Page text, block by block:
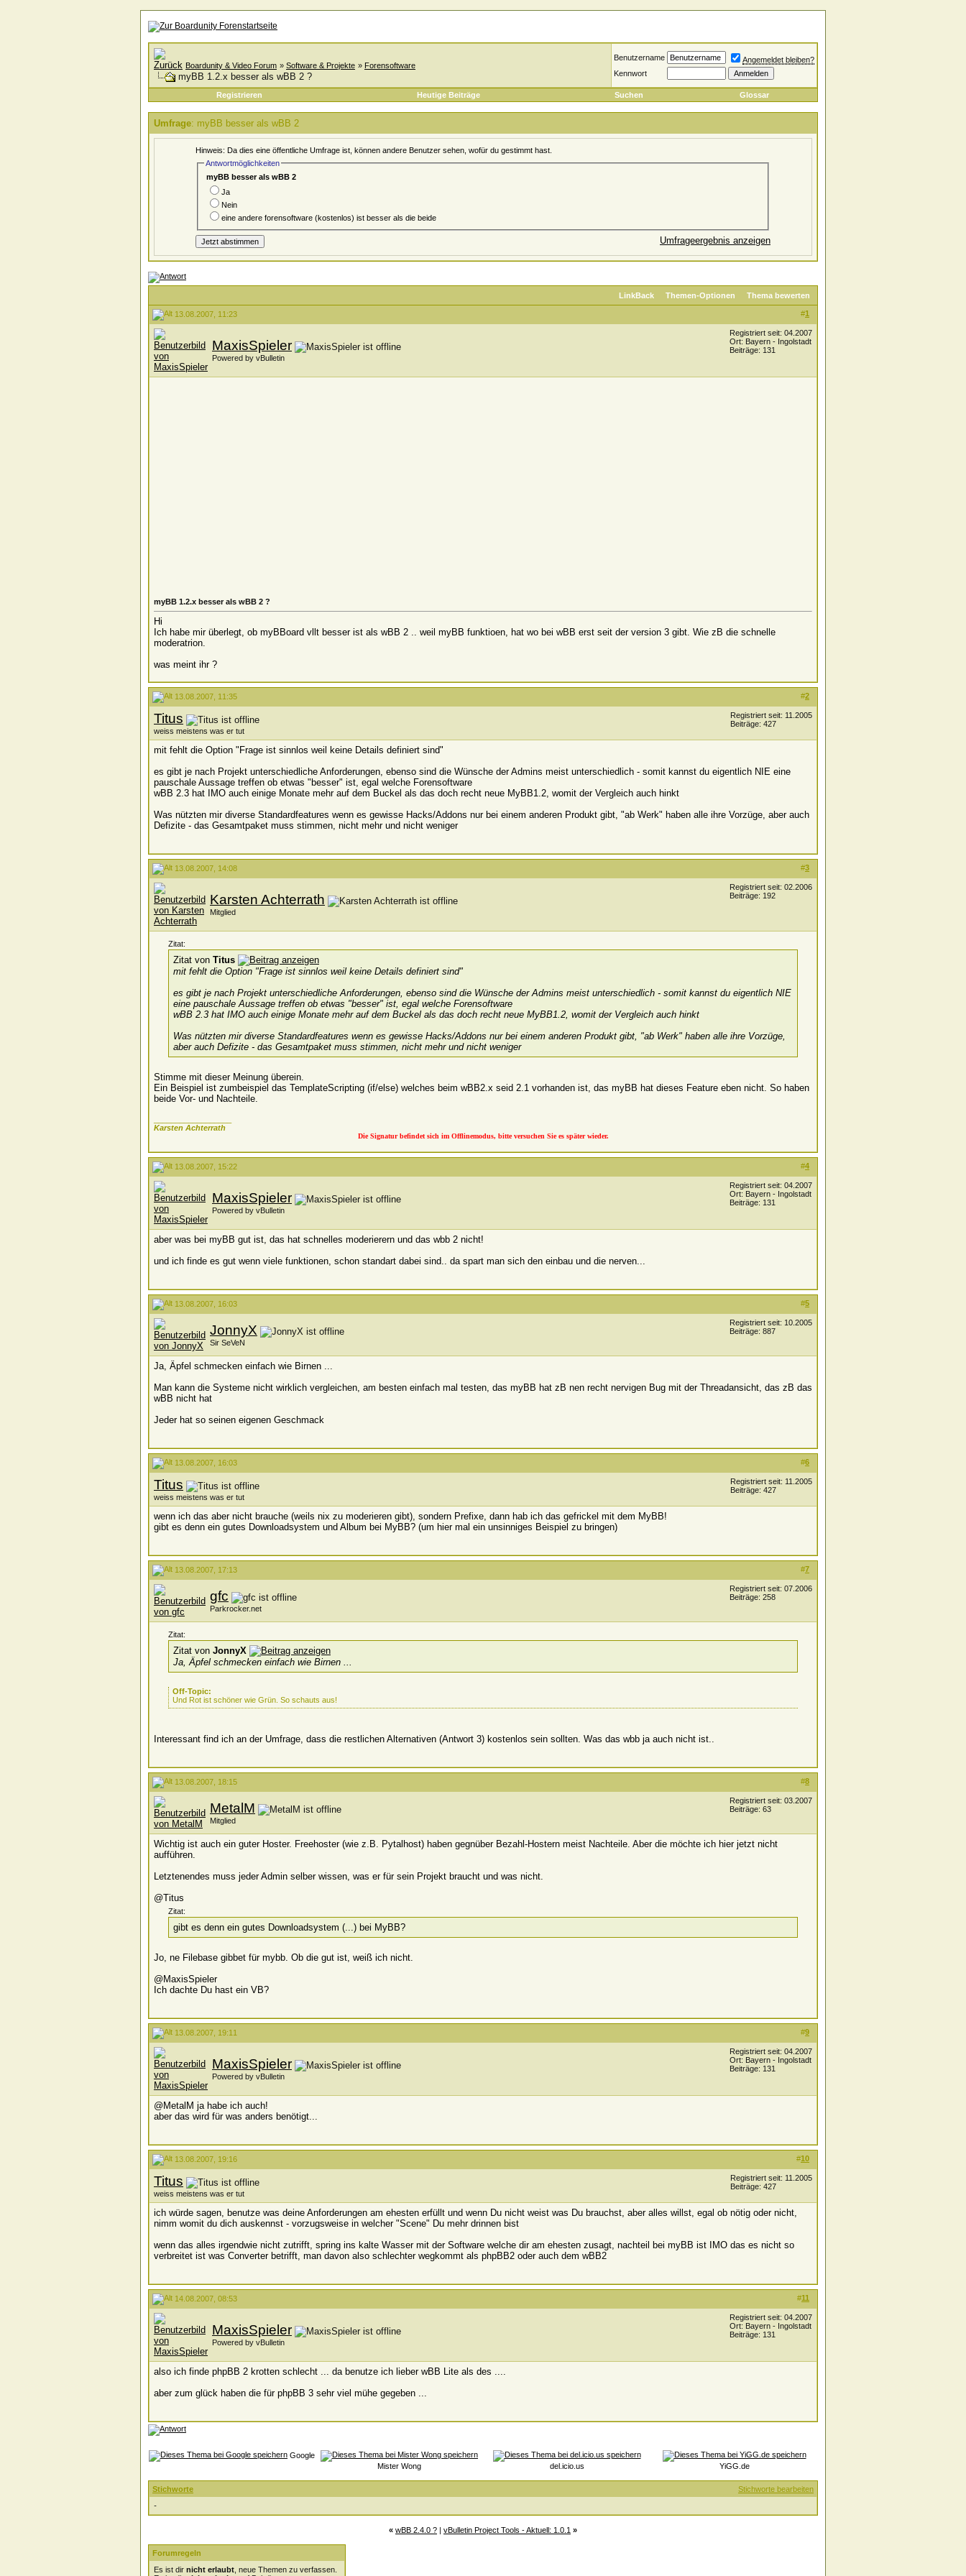
Boardunity & Video Forum » Software & Projekte » Forensoftware
myBB 1.2.x besser als wBB 2 ?
Benutzername
Angemeldet bleiben?
Kennwort
Registrieren Heutige Beiträge Suchen Glossar
Umfrage: myBB besser als wBB 2
Hinweis: Da dies eine öffentliche Umfrage ist, können andere Benutzer sehen, wofür du gestimmt hast.
Antwortmöglichkeiten
myBB besser als wBB 2
Ja
Nein
eine andere forensoftware (kostenlos) ist besser als die beide
Umfrageergebnis anzeigen
LinkBack Themen-Optionen Thema bewerten
#1
13.08.2007, 11:23
MaxisSpieler
Powered by vBulletin
Registriert seit: 04.2007
Ort: Bayern - Ingolstadt
Beiträge: 131
myBB 1.2.x besser als wBB 2 ?
Hi
Ich habe mir überlegt, ob myBBoard vllt besser ist als wBB 2 .. weil myBB funktioen, hat wo bei wBB erst seit der version 3 gibt. Wie zB die schnelle
moderatrion.
was meint ihr ?
#2
13.08.2007, 11:35
Titus
weiss meistens was er tut
Registriert seit: 11.2005
Beiträge: 427
mit fehlt die Option "Frage ist sinnlos weil keine Details definiert sind"
es gibt je nach Projekt unterschiedliche Anforderungen, ebenso sind die Wünsche der Admins meist unterschiedlich - somit kannst du eigentlich NIE eine
pauschale Aussage treffen ob etwas "besser" ist, egal welche Forensoftware
wBB 2.3 hat IMO auch einige Monate mehr auf dem Buckel als das doch recht neue MyBB1.2, womit der Vergleich auch hinkt
Was nützten mir diverse Standardfeatures wenn es gewisse Hacks/Addons nur bei einem anderen Produkt gibt, "ab Werk" haben alle ihre Vorzüge, aber auch
Defizite - das Gesamtpaket muss stimmen, nicht mehr und nicht weniger
#3
13.08.2007, 14:08
Karsten Achterrath
Mitglied
Registriert seit: 02.2006
Beiträge: 192
Zitat:
Zitat von Titus
mit fehlt die Option "Frage ist sinnlos weil keine Details definiert sind"
es gibt je nach Projekt unterschiedliche Anforderungen, ebenso sind die Wünsche der Admins meist unterschiedlich - somit kannst du eigentlich NIE
eine pauschale Aussage treffen ob etwas "besser" ist, egal welche Forensoftware
wBB 2.3 hat IMO auch einige Monate mehr auf dem Buckel als das doch recht neue MyBB1.2, womit der Vergleich auch hinkt
Was nützten mir diverse Standardfeatures wenn es gewisse Hacks/Addons nur bei einem anderen Produkt gibt, "ab Werk" haben alle ihre Vorzüge,
aber auch Defizite - das Gesamtpaket muss stimmen, nicht mehr und nicht weniger
Stimme mit dieser Meinung überein.
Ein Beispiel ist zumbeispiel das TemplateScripting (if/else) welches beim wBB2.x seid 2.1 vorhanden ist, das myBB hat dieses Feature eben nicht. So haben
beide Vor- und Nachteile.
Karsten Achterrath
Die Signatur befindet sich im Offlinemodus, bitte versuchen Sie es später wieder.
#4
13.08.2007, 15:22
MaxisSpieler
Powered by vBulletin
Registriert seit: 04.2007
Ort: Bayern - Ingolstadt
Beiträge: 131
aber was bei myBB gut ist, das hat schnelles moderierern und das wbb 2 nicht!
und ich finde es gut wenn viele funktionen, schon standart dabei sind.. da spart man sich den einbau und die nerven...
#5
13.08.2007, 16:03
JonnyX
Sir SeVeN
Registriert seit: 10.2005
Beiträge: 887
Ja, Äpfel schmecken einfach wie Birnen ...
Man kann die Systeme nicht wirklich vergleichen, am besten einfach mal testen, das myBB hat zB nen recht nervigen Bug mit der Threadansicht, das zB das
wBB nicht hat
Jeder hat so seinen eigenen Geschmack
#6
13.08.2007, 16:03
Titus
weiss meistens was er tut
Registriert seit: 11.2005
Beiträge: 427
wenn ich das aber nicht brauche (weils nix zu moderieren gibt), sondern Prefixe, dann hab ich das gefrickel mit dem MyBB!
gibt es denn ein gutes Downloadsystem und Album bei MyBB? (um hier mal ein unsinniges Beispiel zu bringen)
#7
13.08.2007, 17:13
gfc
Parkrocker.net
Registriert seit: 07.2006
Beiträge: 258
Zitat:
Zitat von JonnyX
Ja, Äpfel schmecken einfach wie Birnen ...
Off-Topic:
Und Rot ist schöner wie Grün. So schauts aus!
Interessant find ich an der Umfrage, dass die restlichen Alternativen (Antwort 3) kostenlos sein sollten. Was das wbb ja auch nicht ist..
#8
13.08.2007, 18:15
MetalM
Mitglied
Registriert seit: 03.2007
Beiträge: 63
Wichtig ist auch ein guter Hoster. Freehoster (wie z.B. Pytalhost) haben gegnüber Bezahl-Hostern meist Nachteile. Aber die möchte ich hier jetzt nicht
aufführen.
Letztenendes muss jeder Admin selber wissen, was er für sein Projekt braucht und was nicht.
@Titus
Zitat:
gibt es denn ein gutes Downloadsystem (...) bei MyBB?
Jo, ne Filebase gibbet für mybb. Ob die gut ist, weiß ich nicht.
@MaxisSpieler
Ich dachte Du hast ein VB?
#9
13.08.2007, 19:11
MaxisSpieler
Powered by vBulletin
Registriert seit: 04.2007
Ort: Bayern - Ingolstadt
Beiträge: 131
@MetalM ja habe ich auch!
aber das wird für was anders benötigt...
#10
13.08.2007, 19:16
Titus
weiss meistens was er tut
Registriert seit: 11.2005
Beiträge: 427
ich würde sagen, benutze was deine Anforderungen am ehesten erfüllt und wenn Du nicht weist was Du brauchst, aber alles willst, egal ob nötig oder nicht,
nimm womit du dich auskennst - vorzugsweise in welcher "Scene" Du mehr drinnen bist
wenn das alles irgendwie nicht zutrifft, spring ins kalte Wasser mit der Software welche dir am ehesten zusagt, nachteil bei myBB ist IMO das es nicht so
verbreitet ist was Converter betrifft, man davon also schlechter wegkommt als phpBB2 oder auch dem wBB2
#11
14.08.2007, 08:53
MaxisSpieler
Powered by vBulletin
Registriert seit: 04.2007
Ort: Bayern - Ingolstadt
Beiträge: 131
also ich finde phpBB 2 krotten schlecht ... da benutze ich lieber wBB Lite als des ....
aber zum glück haben die für phpBB 3 sehr viel mühe gegeben ...
Google
Mister Wong
del.icio.us YiGG.de
Stichworte bearbeiten
Stichworte
-
« wBB 2.4.0 ? | vBulletin Project Tools - Aktuell: 1.0.1 »
Forumregeln
Es ist dir nicht erlaubt , neue Themen zu verfassen.